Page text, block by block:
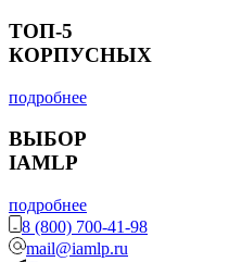
ТОП-5
КОРПУСНЫХ
подробнее
ВЫБОР
IAMLP
подробнее
8 (800) 700-41-98
mail@iamlp.ru